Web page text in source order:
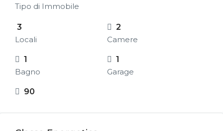
Tipo di Immobile
3
Locali
2
Camere
1
Bagno
1
Garage
90